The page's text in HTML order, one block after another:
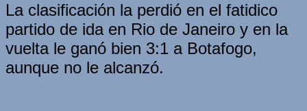
La clasificación la perdió en el fatidico
partido de ida en Rio de Janeiro y en la
vuelta le ganó bien 3:1 a Botafogo,
aunque no le alcanzó.